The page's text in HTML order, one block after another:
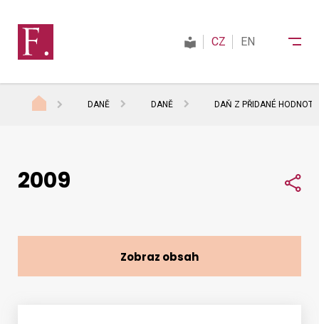
Daně
Kontakty
CZ EN
DANĚ DANĚ DAŇ Z PŘIDANÉ HODNOTY
2009
Zobraz obsah